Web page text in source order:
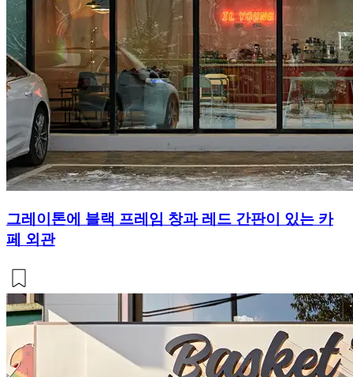
그레이톤에 블랙 프레임 창과 레드 간판이 있는 카
페 외관